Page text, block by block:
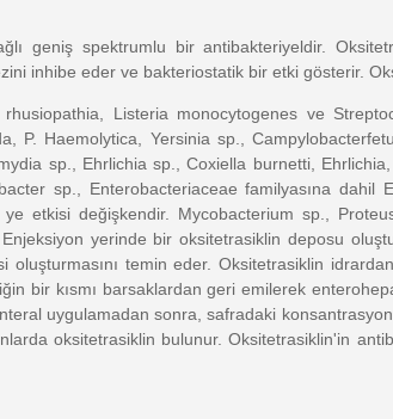
geniş spektrumlu bir antibakteriyeldir.
inhibe eder ve bakteriostatik bir etki gösterir.
Listeria monocytogenes ve
P. Haemolytica, Yersinia sp.,
sp., Ehrlichia sp., Coxiella burnetti,
sp., Enterobacteriaceae familyasına dahil
etkisi değişkendir. Mycobacterium sp.,
yerinde bir oksitetrasiklin deposu
temin eder. Oksitetrasiklin
bir kısmı barsaklardan geri emilerek
uygulamadan sonra, safradaki
oksitetrasiklin bulunur. Oksitetrasiklin'in